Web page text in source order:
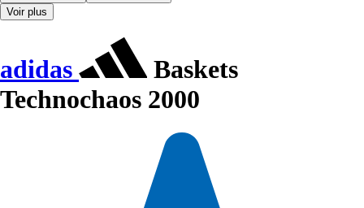
Voir plus
adidas
Baskets
Technochaos 2000